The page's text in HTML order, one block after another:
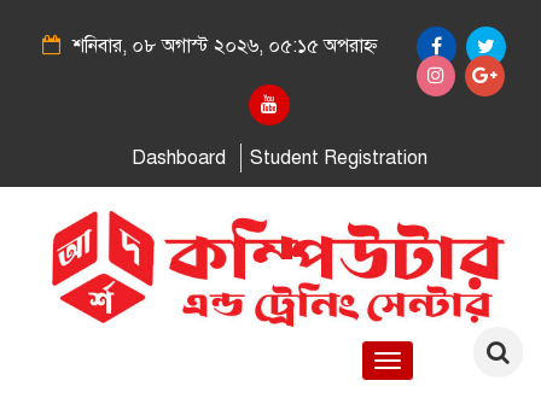
শনিবার, ০৮ অগাস্ট ২০২৬, ০৫:১৫ অপরাহ্ন
Dashboard Student Registration
Toggle